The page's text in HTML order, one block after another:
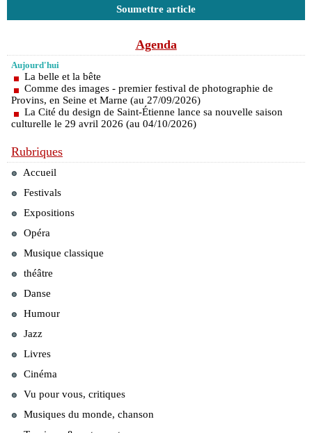
Soumettre article
Agenda
Aujourd'hui
La belle et la bête
Comme des images - premier festival de photographie de
Provins, en Seine et Marne (au 27/09/2026)
La Cité du design de Saint-Étienne lance sa nouvelle saison
culturelle le 29 avril 2026 (au 04/10/2026)
Rubriques
Accueil
Festivals
Expositions
Opéra
Musique classique
théâtre
Danse
Humour
Jazz
Livres
Cinéma
Vu pour vous, critiques
Musiques du monde, chanson